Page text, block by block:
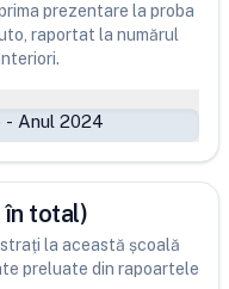
prezentare la proba
raportat la numărul
- Anul 2024
în total)
la această școală
preluate din rapoartele